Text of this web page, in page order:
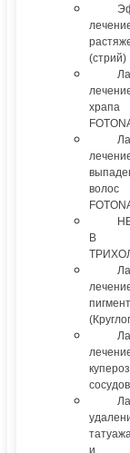
(стрий)
храпа
волос
В
сосудов
и